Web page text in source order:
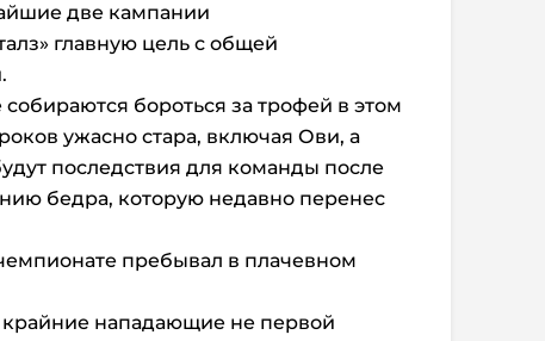
две кампании
главную цель с общей
бороться за трофей в этом
ужасно стара, включая Ови, а
последствия для команды после
бедра, которую недавно перенес
пребывал в плачевном
нападающие не первой